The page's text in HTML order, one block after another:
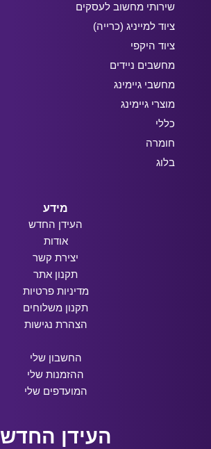
שירותי מחשוב לעסקים
ציוד למייניג (כרייה)
ציוד היקפי
מחשבים ניידים
מחשבי גיימינג
מוצרי גיימינג
כללי
חומרה
בלוג
מידע
העידן החדש
אודות
יצירת קשר
תקנון אתר
מדיניות פרטיות
תקנון משלוחים
הצהרת נגישות
החשבון שלי
ההזמנות שלי
המועדפים שלי
העידן החדש